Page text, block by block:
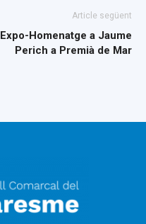
Article següent
Expo-Homenatge a Jaume
Perich a Premià de Mar